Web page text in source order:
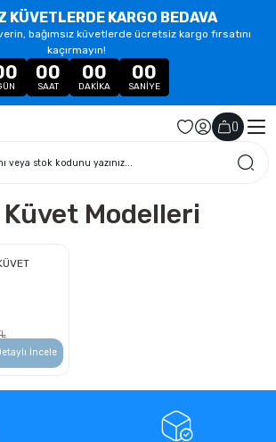
KÜVETLERDE KARGO BEDAVA
bağımsız küvetlerde ücretsiz kargo fırsatını
kaçırmayın!
00
SAAT
00
DAKIKA
00
SANIYE
()
Modelleri
İncele